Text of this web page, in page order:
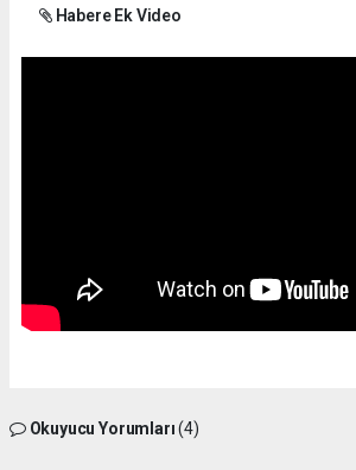
Habere Ek Video
Okuyucu Yorumları(4)